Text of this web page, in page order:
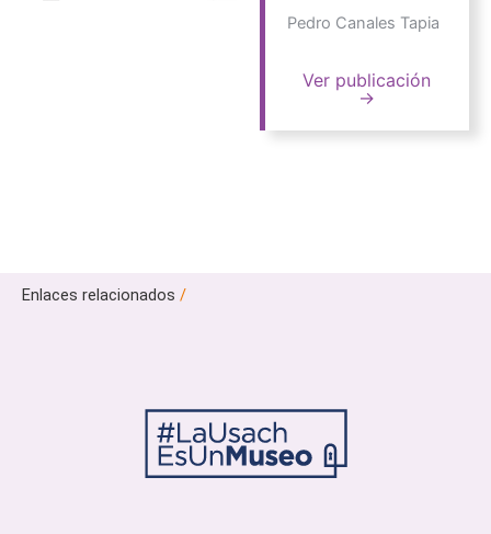
Pedro Canales Tapia
Ver publicación
→
Enlaces relacionados /